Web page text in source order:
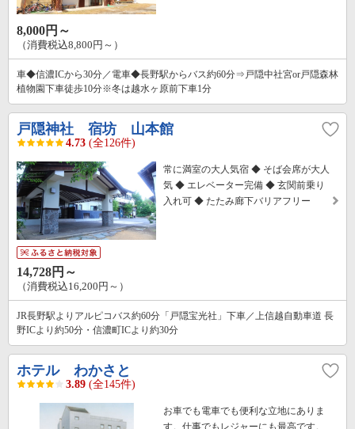
8,000円～
（消費税込8,800円～）
車◆信濃ICから30分／電車◆長野駅からバス約60分⇒戸隠中社宮or戸隠森林
植物園下車徒歩10分※冬は越水ヶ原前下車1分
戸隠神社 宿坊 山本館
4.73 (全126件)
常に満室の大人気宿 ◆ そば会席が大人
気 ◆ エレベーター完備 ◆ 玄関前乗り
入れ可 ◆ たたみ廊下バリアフリー
14,728円～
（消費税込16,200円～）
JR長野駅よりアルピコバス約60分「戸隠宝光社」下車／上信越自動車道 長
野ICより約50分・信濃町ICより約30分
ホテル わかさと
3.89 (全145件)
お車でも電車でも便利な立地にありま
す。仕事でもレジャーにも最高です。